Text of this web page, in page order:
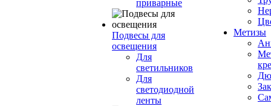
приварные
Подвесы для
освещения
Для
светильников
Для
светодиодной
ленты
Метизы